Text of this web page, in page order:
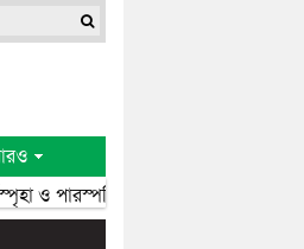
ও পারস্পরিক সৌহার্দ্য বৃদ্ধি করে: এমপি